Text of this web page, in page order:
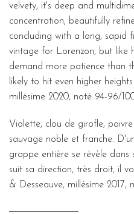
velvety, it's deep and
concentration, beautifully
concluding with a long, sapid
vintage for Lorenzon, but like
demand more patience than
likely to hit even higher
millésime 2020, noté 94-96/
Violette, clou de girofle,
sauvage noble et franche.
grappe entière se révèle dans
suit sa direction, très droit, il
& Desseauve, millésime 2017,